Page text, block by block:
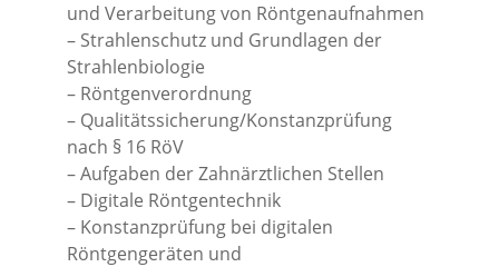
und Verarbeitung von Röntgenaufnahmen
– Strahlenschutz und Grundlagen der
Strahlenbiologie
– Röntgenverordnung
– Qualitätssicherung/Konstanzprüfung
nach § 16 RöV
– Aufgaben der Zahnärztlichen Stellen
– Digitale Röntgentechnik
– Konstanzprüfung bei digitalen
Röntgengeräten und